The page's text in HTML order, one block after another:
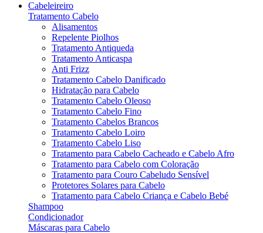
Cabeleireiro
Tratamento Cabelo
Alisamentos
Repelente Piolhos
Tratamento Antiqueda
Tratamento Anticaspa
Anti Frizz
Tratamento Cabelo Danificado
Hidratação para Cabelo
Tratamento Cabelo Oleoso
Tratamento Cabelo Fino
Tratamento Cabelos Brancos
Tratamento Cabelo Loiro
Tratamento Cabelo Liso
Tratamento para Cabelo Cacheado e Cabelo Afro
Tratamento para Cabelo com Coloração
Tratamento para Couro Cabeludo Sensível
Protetores Solares para Cabelo
Tratamento para Cabelo Criança e Cabelo Bebé
Shampoo
Condicionador
Máscaras para Cabelo